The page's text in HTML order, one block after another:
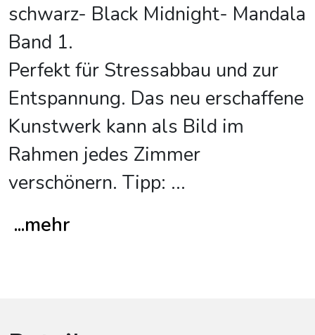
schwarz- Black Midnight- Mandala
Band 1.
Perfekt für Stressabbau und zur
Entspannung. Das neu erschaffene
Kunstwerk kann als Bild im
Rahmen jedes Zimmer
verschönern. Tipp: ...
...mehr